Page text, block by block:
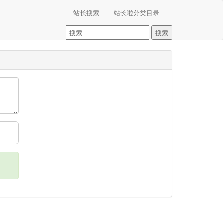
站长搜索 站长啦分类目录